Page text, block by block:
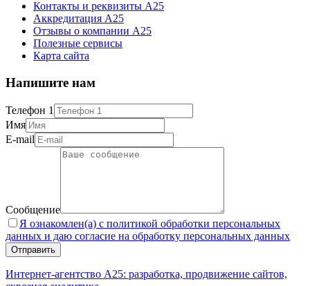
Контакты и реквизиты А25
Аккредитация А25
Отзывы о компании А25
Полезные сервисы
Карта сайта
Напишите нам
Телефон 1
Имя
E-mail
Сообщение
Я ознакомлен(а) с политикой обработки персональных
данных и даю согласие на обработку персональных данных
Интернет-агентство А25: разработка, продвижение сайтов,